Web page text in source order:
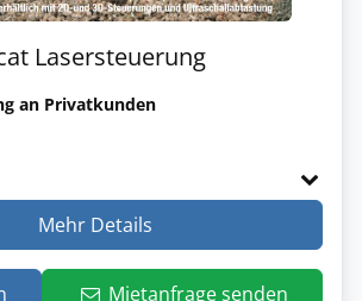
Lasersteuerung
an Privatkunden
Mehr Details
Mietanfrage senden